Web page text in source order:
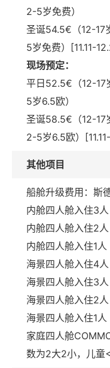
2-5岁免费）
圣诞54.5€（12-17
5岁免费）[11.11-
现场预定：
平日52.5€（12-17
5岁6.5欧）
圣诞58.5€（12-17
2-5岁6.5欧）
其他项目
船舱升级费用：斯
内舱四人舱入住3
内舱四人舱入住2
内舱四人舱入住1
海景四人舱入住4
海景四人舱入住3
海景四人舱入住2
海景四人舱入住1
家庭四人舱
数为2大2小，儿童